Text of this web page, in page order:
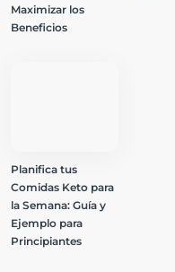
Maximizar los
Beneficios
Planifica tus
Comidas Keto para
la Semana: Guía y
Ejemplo para
Principiantes